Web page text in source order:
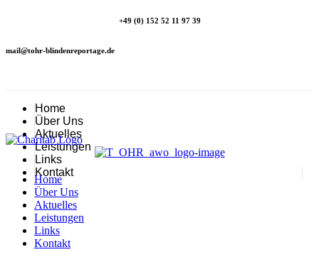
+49 (0) 152 52 11 97 39
mail@tohr-blindenreportage.de
Home
Über Uns
Aktuelles
Leistungen
Links
Kontakt
Home
Über Uns
Aktuelles
Leistungen
Links
Kontakt